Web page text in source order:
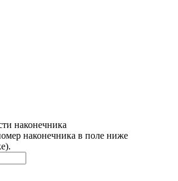
наконечника
наконечника в поле ниже